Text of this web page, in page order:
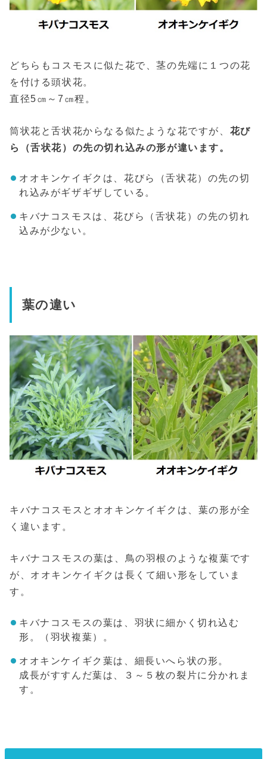
どちらもコスモスに似た花で、茎の先端に１つの花
を付ける頭状花。
直径5㎝～7㎝程。
筒状花と舌状花からなる似たような花ですが、 花び
ら（舌状花）の先の切れ込みの形が違います。
オオキンケイギクは、花びら（舌状花）の先の切
れ込みがギザギザしている。
キバナコスモスは、花びら（舌状花）の先の切れ
込みが少ない。
葉の違い
キバナコスモスとオオキンケイギクは、葉の形が全
く違います。
キバナコスモスの葉は、鳥の羽根のような複葉です
が、オオキンケイギクは長くて細い形をしていま
す。
キバナコスモスの葉は、羽状に細かく切れ込む
形。（羽状複葉）。
オオキンケイギク葉は、細長いへら状の形。
成長がすすんだ葉は、３～５枚の裂片に分かれま
す。